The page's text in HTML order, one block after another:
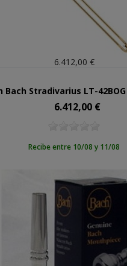
6.412,00 €
Bach Stradivarius LT-
Precio
6.412,00 €
Recibe entre 10/08 y 11/08